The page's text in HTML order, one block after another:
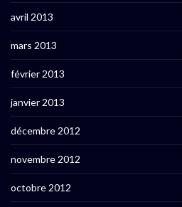
avril 2013
mars 2013
février 2013
janvier 2013
décembre 2012
novembre 2012
octobre 2012